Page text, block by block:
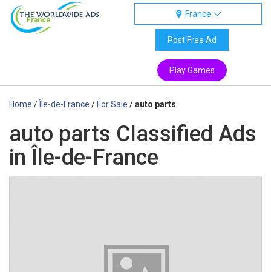
France
France
Post Free Ad
Play Games
Home / Île-de-France / For Sale /auto parts
auto parts Classified Ads
in Île-de-France